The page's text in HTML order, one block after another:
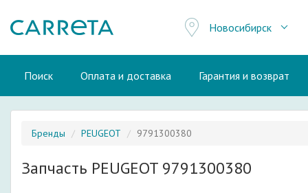
Новосибирск
Поиск Оплата и доставка Гарантия и возврат
Бренды PEUGEOT 9791300380
Запчасть PEUGEOT 9791300380